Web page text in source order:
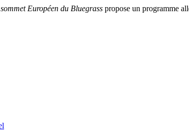
sommet Européen du Bluegrass propose un programme